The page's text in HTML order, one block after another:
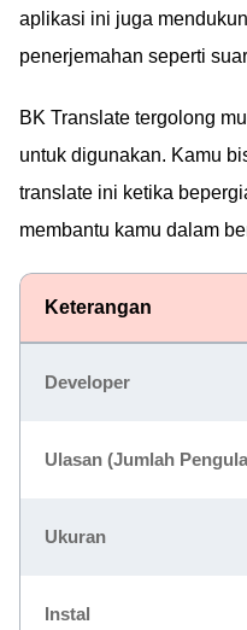
aplikasi ini juga
penerjemahan seperti
BK Translate tergolong
untuk digunakan. Kamu
translate ini ketika
membantu kamu dalam
Keterangan
Developer
Ulasan (Jumlah
Ukuran
Instal